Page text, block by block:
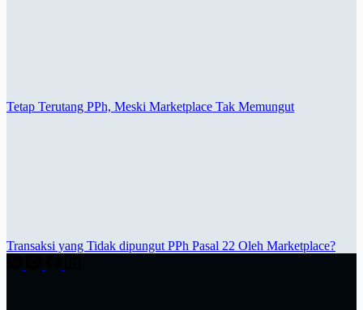
Tetap Terutang PPh, Meski Marketplace Tak Memungut
Transaksi yang Tidak dipungut PPh Pasal 22 Oleh Marketplace?